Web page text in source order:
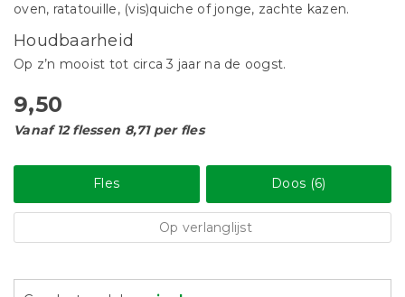
oven, ratatouille, (vis)quiche of jonge, zachte kazen.
Houdbaarheid
Op z’n mooist tot circa 3 jaar na de oogst.
9,50
Vanaf 12 flessen 8,71 per fles
Fles Doos (6)
Op verlanglijst